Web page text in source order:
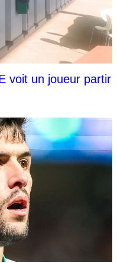
voit un joueur partir